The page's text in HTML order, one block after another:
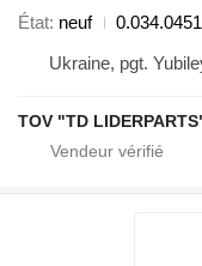
État neuf
Ukraine, pgt.
TOV "TD